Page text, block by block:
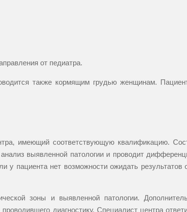
от педиатра.
также кормящим грудью женщинам.
имеющий соответствующую квалификацию.
выявленной патологии и проводит
пациента нет возможности ожидать результатов
зоны и выявленной патологии.
диагностику. Специалист центра